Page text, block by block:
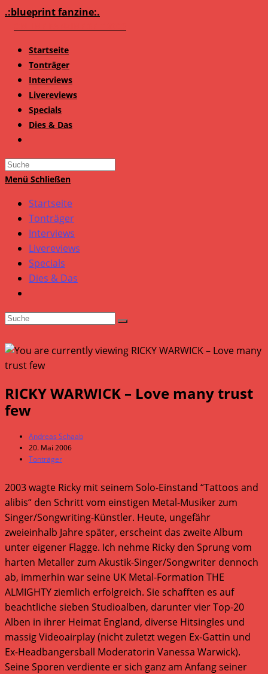
Zum
.:blueprint fanzine:.
Startseite
Tonträger
Interviews
Livereviews
Specials
Dies & Das
Search
this
Menü Schließen
Startseite
Tonträger
Interviews
Livereviews
Specials
Dies & Das
RICKY WARWICK – Love many trust
few
Beitrags-
Autor:
Andreas Schaab
Beitrag
veröffentlicht:
20. Mai 2006
Beitrags-
Tonträger
2003 wagte Ricky mit seinem Solo-Einstand “Tattoos and
alibis“ den Schritt vom einstigen Metal-Musiker zum
Singer/Songwriting-Künstler. Heute, ungefähr
zweieinhalb Jahre später, erscheint das zweite Album
unter eigener Flagge. Ich nehme Ricky den Sprung vom
harten Metaller zum Akustik-Singer/Songwriter dennoch
ab, immerhin war seine UK Metal-Formation THE
ALMIGHTY ziemlich erfolgreich. Sie schafften es auf
beachtliche sieben Studioalben, darunter vier Top-20
Alben in ihrer Heimat England, diverse Hitsingles und
massig Videoairplay (nicht zuletzt wegen Ex-Gattin und
Ex-Headbangersball Moderatorin Vanessa Warwick).
Seine Sporen verdiente er sich ganz am Anfang seiner